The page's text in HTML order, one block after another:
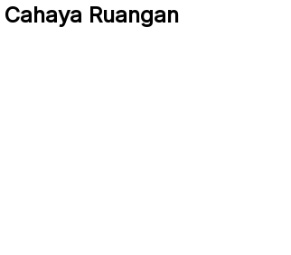
Ruangan